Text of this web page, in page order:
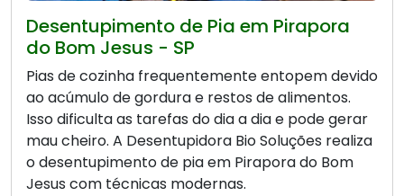
Desentupimento de Pia em Pirapora
do Bom Jesus - SP
Pias de cozinha frequentemente entopem devido
ao acúmulo de gordura e restos de alimentos.
Isso dificulta as tarefas do dia a dia e pode gerar
mau cheiro. A Desentupidora Bio Soluções realiza
o desentupimento de pia em Pirapora do Bom
Jesus com técnicas modernas.